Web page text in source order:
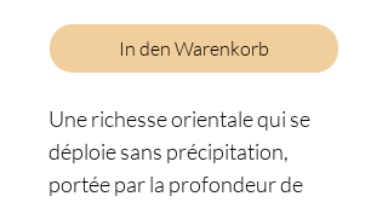
In den Warenkorb
Une richesse orientale qui se
déploie sans précipitation,
portée par la profondeur de